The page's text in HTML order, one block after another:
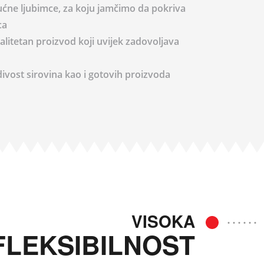
ljubimce, za koju jamčimo da pokriva
proizvod koji uvijek zadovoljava
sirovina kao i gotovih proizvoda
VISOKA